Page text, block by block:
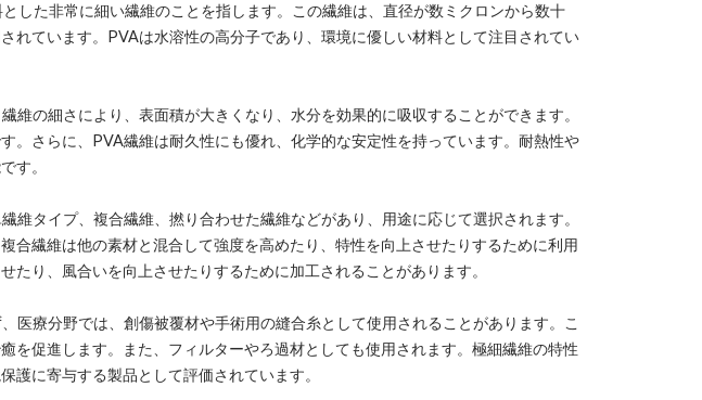
した非常に細い繊維のことを指します。この繊維は、直径が数ミクロンから数十
れています。PVAは水溶性の高分子であり、環境に優しい材料として注目されてい
維の細さにより、表面積が大きくなり、水分を効果的に吸収することができます。
。さらに、PVA繊維は耐久性にも優れ、化学的な安定性を持っています。耐熱性や
す。
維タイプ、複合繊維、撚り合わせた繊維などがあり、用途に応じて選択されます。
合繊維は他の素材と混合して強度を高めたり、特性を向上させたりするために利用
り、風合いを向上させたりするために加工されることがあります。
医療分野では、創傷被覆材や手術用の縫合糸として使用されることがあります。こ
を促進します。また、フィルターやろ過材としても使用されます。極細繊維の特性
護に寄与する製品として評価されています。